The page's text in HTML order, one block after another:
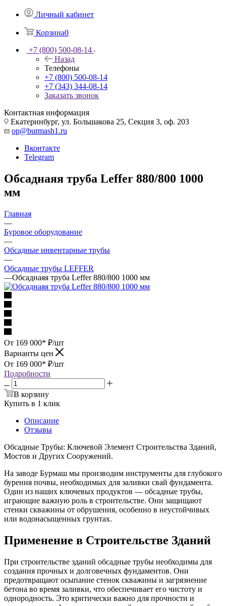
Личный кабинет
Корзина0
+7 (800) 500-08-14
Назад
Телефоны
+7 (800) 500-08-14
+7 (343) 344-08-14
Заказать звонок
Контактная информация
Екатеринбург, ул. Большакова 25, Секция 3, оф. 203
op@burmash1.ru
Вконтакте
Telegram
Обсаднаяя труба Leffer 880/800 1000
мм
Главная
—
Буровое оборудование
—
Обсадные инвентарные трубы
—
Обсадные трубы LEFFER
—Обсаднаяя труба Leffer 880/800 1000 мм
От 169 000* ₽/шт
Варианты цен
От 169 000* ₽/шт
Подробности
В корзину
Купить в 1 клик
Описание
Отзывы
Обсадные Трубы: Ключевой Элемент Строительства Зданий,
Мостов и Других Сооружений.
На заводе Бурмаш мы производим инструменты для глубокого
бурения почвы, необходимых для заливки свай фундамента.
Один из наших ключевых продуктов — обсадные трубы,
играющие важную роль в строительстве. Они защищают
стенки скважины от обрушения, особенно в неустойчивых
или водонасыщенных грунтах.
Применение в Строительстве Зданий
При строительстве зданий обсадные трубы необходимы для
создания прочных и долговечных фундаментов. Они
предотвращают осыпание стенок скважины и загрязнение
бетона во время заливки, что обеспечивает его чистоту и
однородность. Это критически важно для прочности и